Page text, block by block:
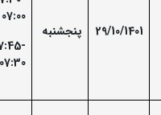
29/10/1401 پنجشنبه
07:00